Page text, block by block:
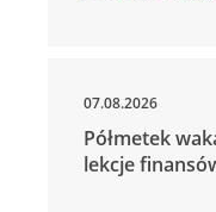
07.08.2026
Półmetek
lekcje